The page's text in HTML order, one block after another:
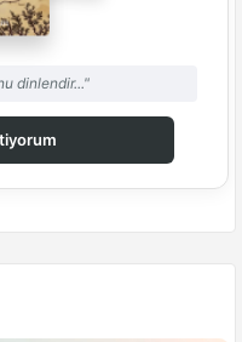
dinlendir..."